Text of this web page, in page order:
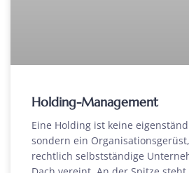
Holding-Management
Eine Holding ist keine
sondern ein
rechtlich selbstständige